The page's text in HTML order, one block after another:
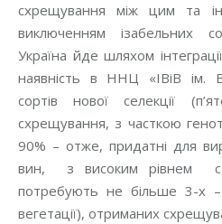
схрещування між цим та
виключенням ізабельних
Україна йде шляхом
наявність в ННЦ «ІВіВ ім.
сортів нової селекції
схрещування, з часткою
90% – отже, придатні для
вин, з високим рівнем
потребують не більше 3-х
вегетації), отриманих